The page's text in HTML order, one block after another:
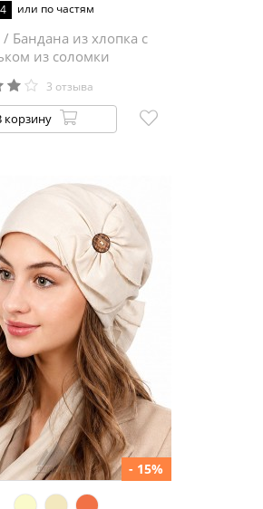
или по частям
/ Бандана из хлопка с
из соломки
3 отзыва
корзину
- 15%